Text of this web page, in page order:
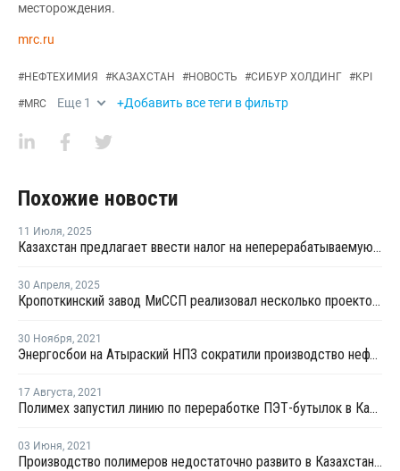
месторождения.
mrc.ru
#НЕФТЕХИМИЯ #КАЗАХСТАН #НОВОСТЬ #СИБУР ХОЛДИНГ #KPI
#MRC Еще 1 +Добавить все теги в фильтр
Похожие новости
11 Июля, 2025
Казахстан предлагает ввести налог на неперерабатываемую упаковку
30 Апреля, 2025
Кропоткинский завод МиССП реализовал несколько проектов в Казахстане
30 Ноября, 2021
Энергосбои на Атыраский НПЗ сократили производство нефтепродукции в 2 раза
17 Августа, 2021
Полимех запустил линию по переработке ПЭТ-бутылок в Казахстане
03 Июня, 2021
Производство полимеров недостаточно развито в Казахстане из-за отсутствия полноценного ГХК- вице-министр